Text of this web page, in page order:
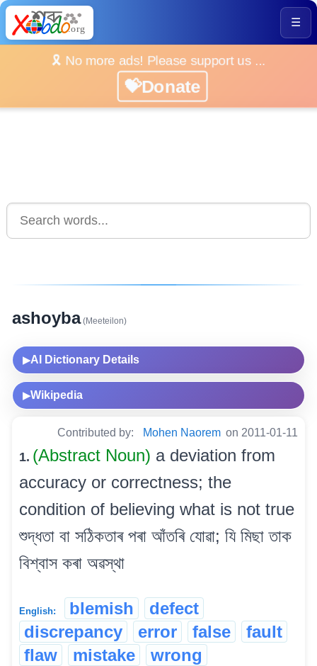
☰
🎗️ No more ads! Please support us ...
💝Donate
ashoyba(Meeteilon)
▶AI Dictionary Details
▶Wikipedia
Contributed by: Mohen Naorem on 2011-01-11
1. (Abstract Noun) a deviation from
accuracy or correctness; the
condition of believing what is not true
শুদ্ধতা বা সঠিকতাৰ পৰা আঁতৰি যোৱা; যি মিছা তাক
বিশ্বাস কৰা অৱস্থা
English: blemish
defect
discrepancy
error false
fault
flaw
mistake wrong